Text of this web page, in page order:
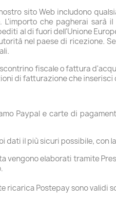
sito Web includono
L'importo che pagherai sarà
al di fuori dell'Unione
nel paese di ricezione.
fiscale o fattura
di fatturazione che
Paypal e carte di
dati il ​​più sicuri possibile,
vengono elaborati tramite
ricarica Postepay sono validi